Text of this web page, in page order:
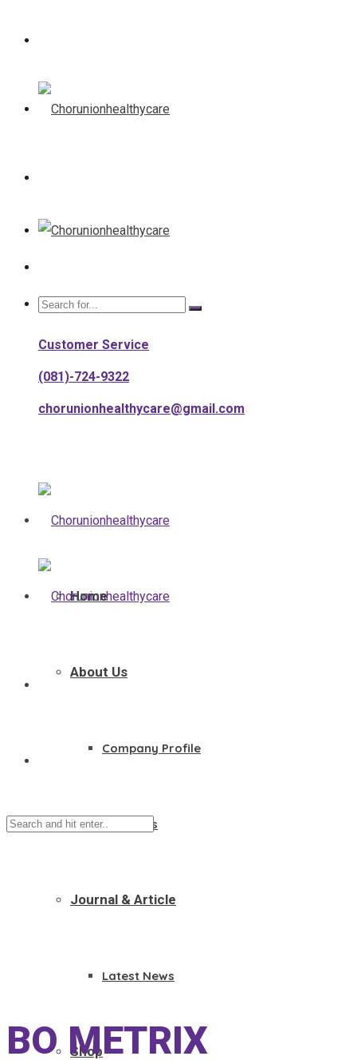
Customer Service
(081)-724-9322
chorunionhealthycare@gmail.com
Home
About Us
Company Profile
Founders
Journal & Article
Latest News
Shop
BO METRIX